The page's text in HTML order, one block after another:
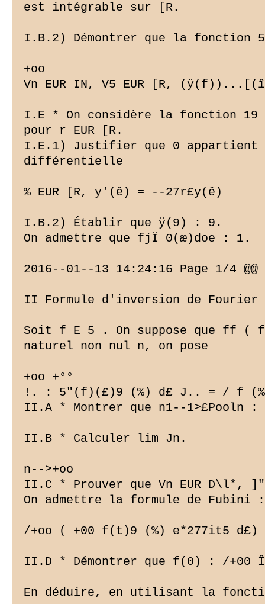
est intégrable sur [R.
I.B.2) Démontrer que la fonction
+oo
Vn EUR IN, V5 EUR [R,
I.E * On considère la fonction
pour r EUR [R.
I.E.1) Justifier que 0
différentielle
% EUR [R, y'(ê) = --27r£y(ê)
I.B.2) Établir que ÿ(9) : 9.
On admettre que fjÏ 0(æ)doe : 1.
2016--01--13 14:24:16 Page 1/4 @@
II Formule d'inversion de Fourier
Soit f E 5 . On suppose que ff
naturel non nul n, on pose
+oo +°°
!. : 5"(f)(£)9 (%) d£ J.. = / f
II.A * Montrer que n1--1>£Pooln :
II.B * Calculer lim Jn.
n-->+oo
II.C * Prouver que Vn EUR D\l*,
On admettre la formule de Fubini :
/+oo ( +00 f(t)9 (%) e*277it5
II.D * Démontrer que f(0) : /
En déduire, en utilisant la